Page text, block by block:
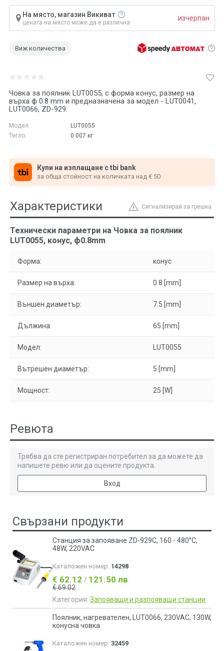
Човка за поялник LUT0055, с форма конус, размер на
върха ф 0.8 mm и предназначена за модел - LUT0041,
LUT0066, ZD-929.
Модел:
LUT0055
Тегло:
0.007 кг
Купи на изплащане с tbi bank
за обща стойност на количката над € 50
На място, магазин Викиват
цената на място може да е различна
изчерпан
Виж количества
Сигнализирай за грешка
Характеристики
Технически параметри на Човка за поялник
LUT0055, конус, ф0.8mm
Форма: конус
Размер на върха: 0.8 [mm]
Външен диаметър: 7.5 [mm]
Дължина: 65 [mm]
Модел: LUT0055
Вътрешен диаметър: 5 [mm]
Мощност: 25 [W]
Ревюта
Трябва да сте регистриран потребител за да можете да
напишете ревю или да оцените продукта.
Вход
Свързани продукти
Станция за запояване ZD-929C, 160 - 480°C,
48W, 220VAC
Каталожен номер: 14298
€ 62.12 / 121.50 лв
€ 69.02
Категория: Запояващи и разпояващи станции
Поялник, нагревателен, LUT0066, 230VAC, 130W,
конусна човка
Каталожен номер: 32459